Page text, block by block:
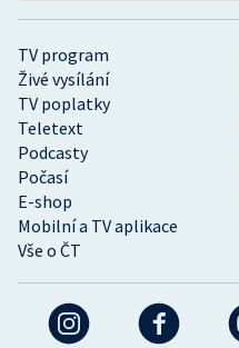
TV program
Živé vysílání
TV poplatky
Teletext
Podcasty
Počasí
E-shop
Mobilní a TV aplikace
Vše o ČT